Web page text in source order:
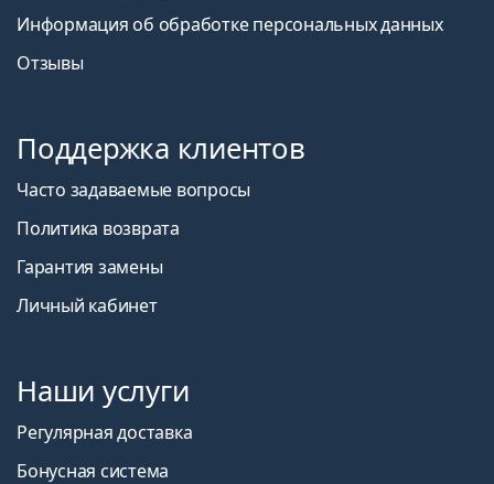
Информация об обработке персональных данных
Отзывы
Поддержка клиентов
Часто задаваемые вопросы
Политика возврата
Гарантия замены
Личный кабинет
Наши услуги
Регулярная доставка
Бонусная система